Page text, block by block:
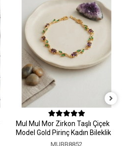
MuI MuI Mor Zirkon Taşlı Çiçek
Model Gold Pirinç Kadın Bileklik
MUBB8852